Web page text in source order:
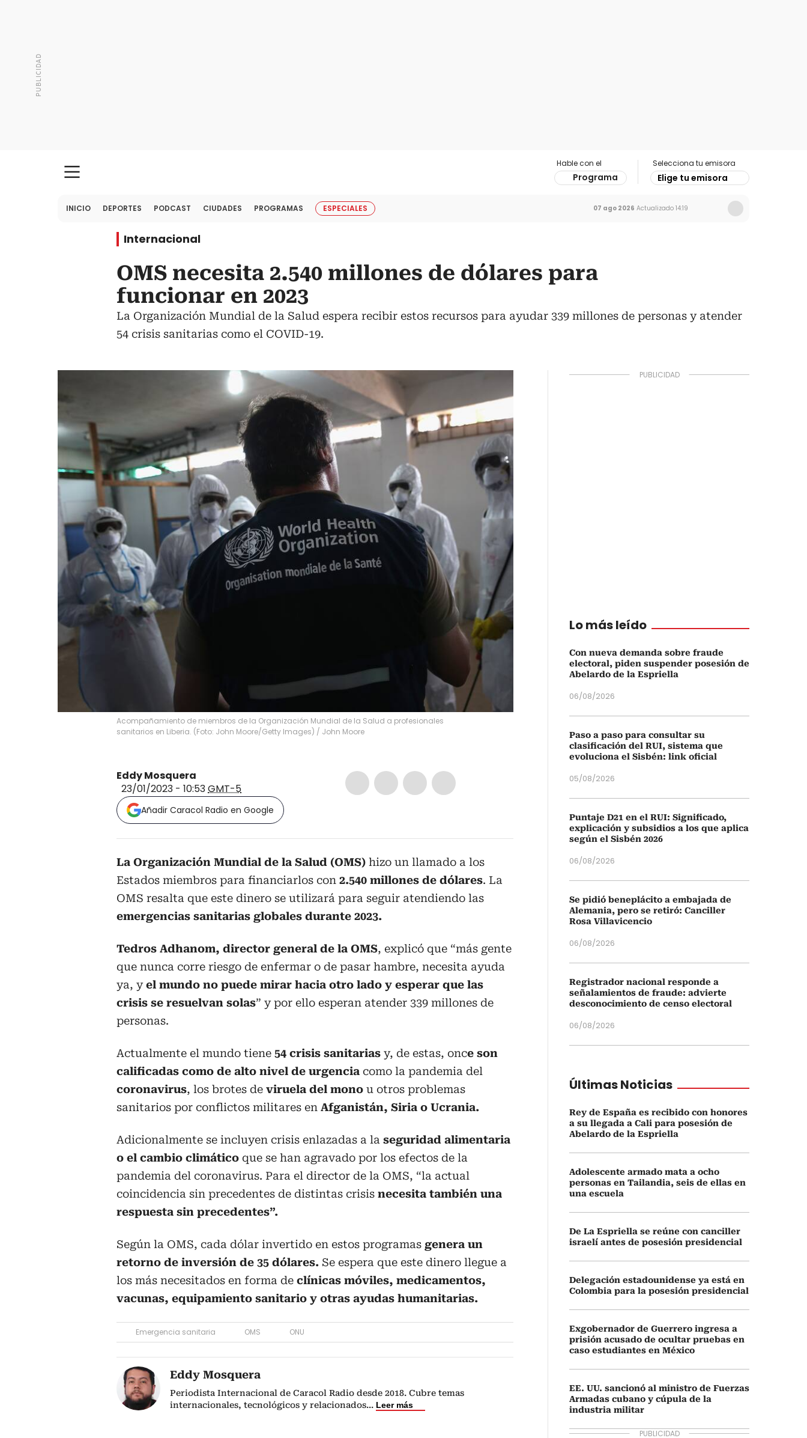
Hable con el
Programa
Selecciona tu emisora
Elige tu emisora
INICIO DEPORTES PODCAST CIUDADES PROGRAMAS ESPECIALES 07 ago 2026 Actualizado 14:19
Internacional
OMS necesita 2.540 millones de dólares para
funcionar en 2023
La Organización Mundial de la Salud espera recibir estos recursos para ayudar 339 millones de personas y atender
54 crisis sanitarias como el COVID-19.
Acompañamiento de miembros de la Organización Mundial de la Salud a profesionales
sanitarios en Liberia. (Foto: John Moore/Getty Images) / John Moore
Eddy Mosquera
23/01/2023 - 10:53GMT-5
Añadir Caracol Radio en Google
La Organización Mundial de la Salud (OMS) hizo un llamado a los
Estados miembros para financiarlos con 2.540 millones de dólares. La
OMS resalta que este dinero se utilizará para seguir atendiendo las
emergencias sanitarias globales durante 2023.
Tedros Adhanom, director general de la OMS, explicó que “más gente
que nunca corre riesgo de enfermar o de pasar hambre, necesita ayuda
ya, yel mundo no puede mirar hacia otro lado y esperar que las
crisis se resuelvan solas” y por ello esperan atender 339 millones de
personas.
Actualmente el mundo tiene 54 crisis sanitarias y, de estas, once son
calificadas como de alto nivel de urgencia como la pandemia del
coronavirus, los brotes de viruela del mono u otros problemas
sanitarios por conflictos militares en Afganistán, Siria o Ucrania.
Adicionalmente se incluyen crisis enlazadas a la seguridad alimentaria
o el cambio climático que se han agravado por los efectos de la
pandemia del coronavirus. Para el director de la OMS, “la actual
coincidencia sin precedentes de distintas crisis necesita también una
respuesta sin precedentes”.
Según la OMS, cada dólar invertido en estos programas genera un
retorno de inversión de 35 dólares. Se espera que este dinero llegue a
los más necesitados en forma de clínicas móviles, medicamentos,
vacunas, equipamiento sanitario y otras ayudas humanitarias.
Emergencia sanitaria OMS ONU
Eddy Mosquera
Periodista Internacional de Caracol Radio desde 2018. Cubre temas
internacionales, tecnológicos y relacionados... Leer más
Lo más leído
Con nueva demanda sobre fraude
electoral, piden suspender posesión de
Abelardo de la Espriella
06/08/2026
Paso a paso para consultar su
clasificación del RUI, sistema que
evoluciona el Sisbén: link oficial
05/08/2026
Puntaje D21 en el RUI: Significado,
explicación y subsidios a los que aplica
según el Sisbén 2026
06/08/2026
Se pidió beneplácito a embajada de
Alemania, pero se retiró: Canciller
Rosa Villavicencio
06/08/2026
Registrador nacional responde a
señalamientos de fraude: advierte
desconocimiento de censo electoral
06/08/2026
Últimas Noticias
Rey de España es recibido con honores
a su llegada a Cali para posesión de
Abelardo de la Espriella
Adolescente armado mata a ocho
personas en Tailandia, seis de ellas en
una escuela
De La Espriella se reúne con canciller
israelí antes de posesión presidencial
Delegación estadounidense ya está en
Colombia para la posesión presidencial
Exgobernador de Guerrero ingresa a
prisión acusado de ocultar pruebas en
caso estudiantes en México
EE. UU. sancionó al ministro de Fuerzas
Armadas cubano y cúpula de la
industria militar